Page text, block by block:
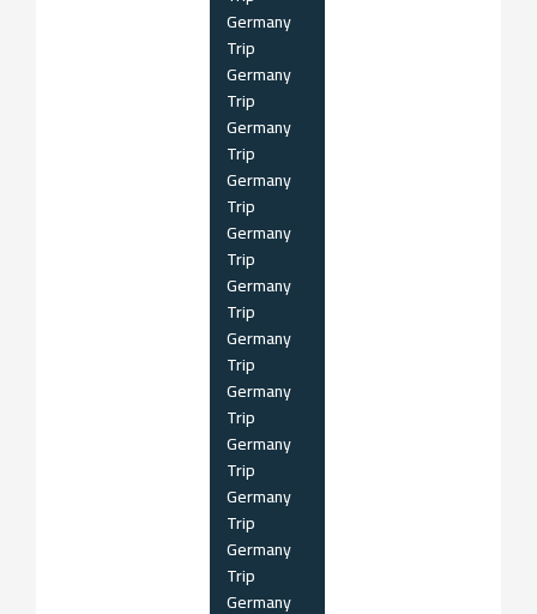
Germany
Trip
Germany
Trip
Germany
Trip
Germany
Trip
Germany
Trip
Germany
Trip
Germany
Trip
Germany
Trip
Germany
Trip
Germany
Trip
Germany
Trip
Germany